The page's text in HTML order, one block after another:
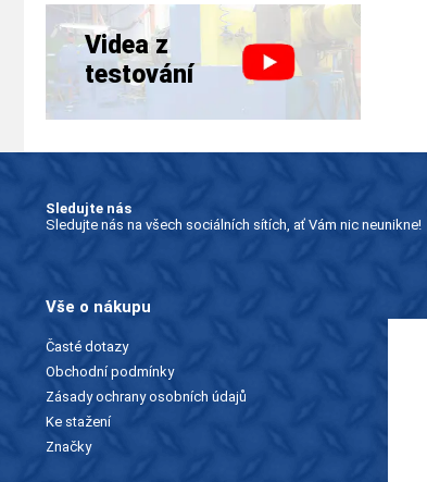
Videa z
testování
Sledujte nás
Sledujte nás na všech sociálních sítích, ať Vám nic neunikne!
Vše o nákupu
Časté dotazy
Obchodní podmínky
Zásady ochrany osobních údajů
Ke stažení
Značky